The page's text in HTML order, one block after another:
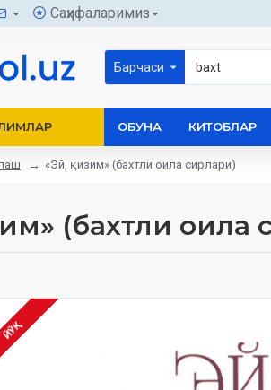
Саҳифаларимиз
Барчаси
ОБУНА КИТОБЛАР
«Эй, қизим» (бахтли оила сирлари)
(бахтли оила
ЙЎҚ